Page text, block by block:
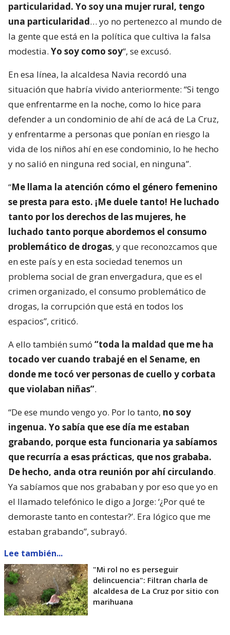
particularidad. Yo soy una mujer rural, tengo
una particularidad… yo no pertenezco al mundo de
la gente que está en la política que cultiva la falsa
modestia. Yo soy como soy“, se excusó.
En esa línea, la alcaldesa Navia recordó una
situación que habría vivido anteriormente: “Si tengo
que enfrentarme en la noche, como lo hice para
defender a un condominio de ahí de acá de La Cruz,
y enfrentarme a personas que ponían en riesgo la
vida de los niños ahí en ese condominio, lo he hecho
y no salió en ninguna red social, en ninguna”.
“Me llama la atención cómo el género femenino
se presta para esto. ¡Me duele tanto! He luchado
tanto por los derechos de las mujeres, he
luchado tanto porque abordemos el consumo
problemático de drogas, y que reconozcamos que
en este país y en esta sociedad tenemos un
problema social de gran envergadura, que es el
crimen organizado, el consumo problemático de
drogas, la corrupción que está en todos los
espacios”, criticó.
A ello también sumó “toda la maldad que me ha
tocado ver cuando trabajé en el Sename, en
donde me tocó ver personas de cuello y corbata
que violaban niñas”.
“De ese mundo vengo yo. Por lo tanto, no soy
ingenua. Yo sabía que ese día me estaban
grabando, porque esta funcionaria ya sabíamos
que recurría a esas prácticas, que nos grababa.
De hecho, anda otra reunión por ahí circulando.
Ya sabíamos que nos grababan y por eso que yo en
el llamado telefónico le digo a Jorge: ‘¿Por qué te
demoraste tanto en contestar?’. Era lógico que me
estaban grabando”, subrayó.
Lee también...
"Mi rol no es perseguir
delincuencia": Filtran charla de
alcaldesa de La Cruz por sitio con
marihuana